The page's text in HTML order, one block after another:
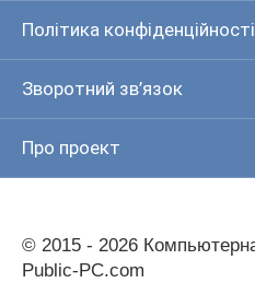
Політика конфіденційності
Зворотний зв’язок
Про проект
© 2015 - 2026
Public-PC.com